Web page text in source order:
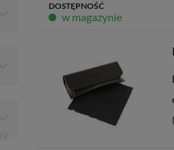
DOSTĘPNOŚĆ
w magazynie